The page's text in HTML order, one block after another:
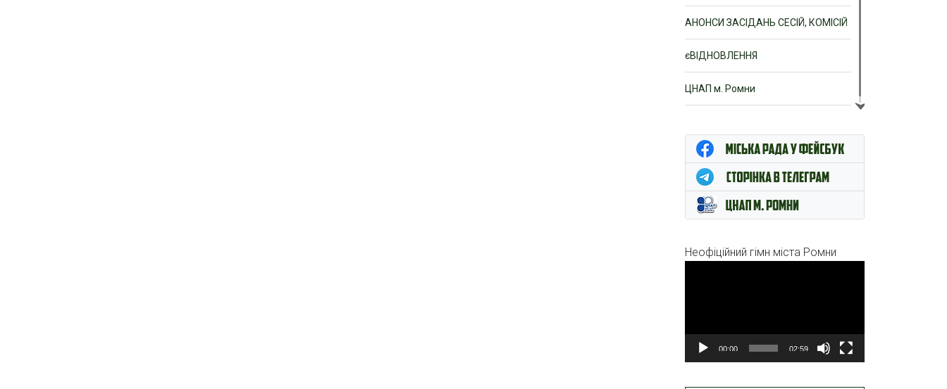
АНОНСИ ЗАСІДАНЬ СЕСІЙ, КОМІСІЙ
єВІДНОВЛЕННЯ
ЦНАП м. Ромни
Неофіційний гімн міста Ромни
00:00 02:59